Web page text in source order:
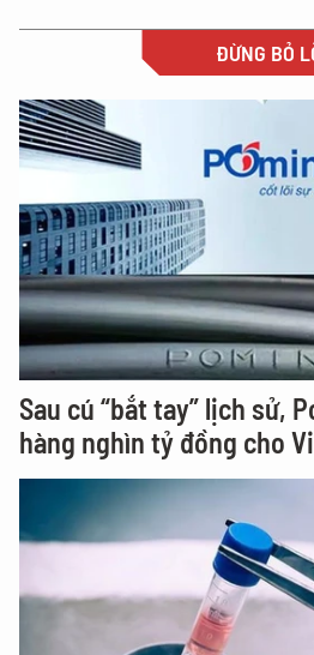
ĐỪNG BỎ
Sau cú “bắt tay” lịch sử,
hàng nghìn tỷ đồng cho